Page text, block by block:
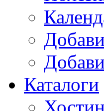
Каталоги